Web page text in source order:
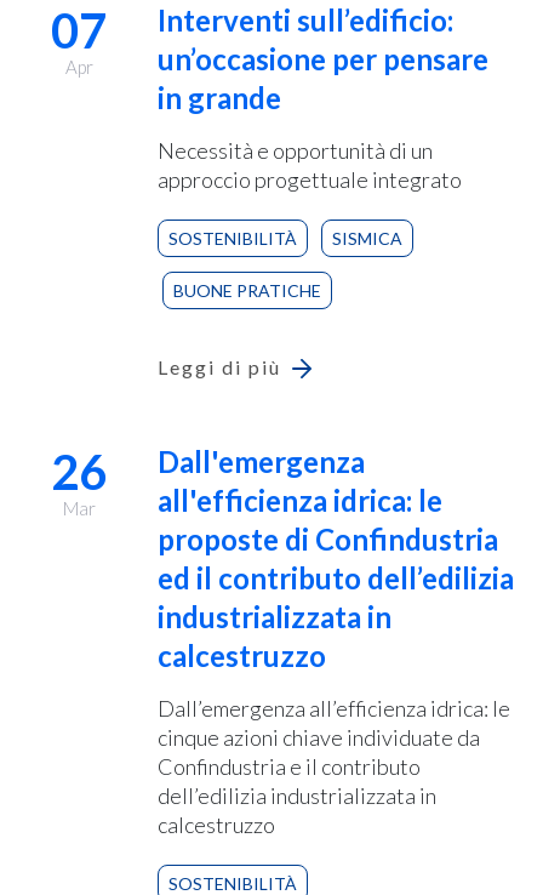
07
Apr
Interventi sull’edificio:
un’occasione per pensare
in grande
Necessità e opportunità di un
approccio progettuale integrato
SOSTENIBILITÀ SISMICA
BUONE PRATICHE
Leggi di più
26
Mar
Dall'emergenza
all'efficienza idrica: le
proposte di Confindustria
ed il contributo dell’edilizia
industrializzata in
calcestruzzo
Dall’emergenza all’efficienza idrica: le
cinque azioni chiave individuate da
Confindustria e il contributo
dell’edilizia industrializzata in
calcestruzzo
SOSTENIBILITÀ